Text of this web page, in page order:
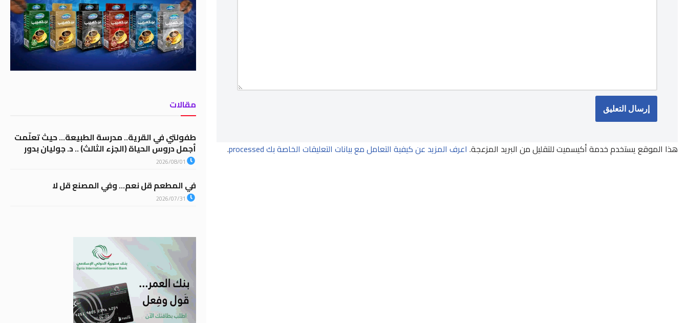
هذا الموقع يستخدم خدمة أكيسميت للتقليل من البريد المزعجة. اعرف المزيد عن كيفية التعامل مع بيانات التعليقات الخاصة بك processed .
مقالات
طفولتي في القرية.. مدرسة الطبيعة… حيث تعلّمت
أجمل دروس الحياة (الجزء الثالث) .. د. جوليان بدور
2026/08/01
في المطعم قل نعم… وفي المصنع قل لا
2026/07/31